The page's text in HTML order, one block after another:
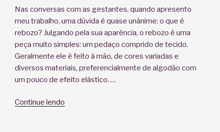
Nas conversas com as gestantes, quando apresento
meu trabalho, uma dúvida é quase unânime: o que é
rebozo? Julgando pela sua aparência, o rebozo é uma
peça muito simples: um pedaço comprido de tecido.
Geralmente ele é feito à mão, de cores variadas e
diversos materiais, preferencialmente de algodão com
um pouco de efeito elástico. …
Continue lendo